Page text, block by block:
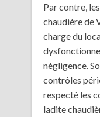
Par contre,
chaudière de
charge du
négligence.
contrôles
respecté les
ladite